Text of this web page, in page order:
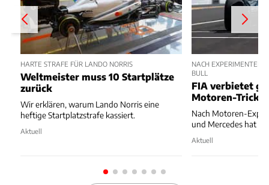
HARTE STRAFE FÜR LANDO NORRIS
Weltmeister muss 10 Startplätze
zurück
Wir erklären, warum Lando Norris eine
heftige Startplatzstrafe kassiert.
Aktuell
NACH EXPERIMENTEN
BULL
FIA verbietet
Motoren-Trick
Nach Motoren-
und Mercedes hat
Aktuell